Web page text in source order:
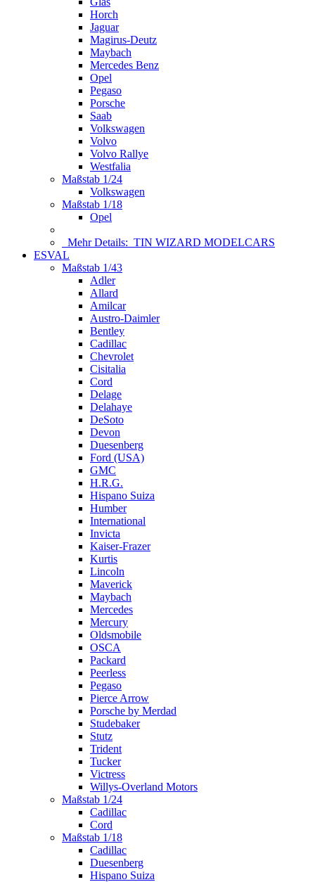
Horch
Jaguar
Magirus-Deutz
Maybach
Mercedes Benz
Opel
Pegaso
Porsche
Saab
Volkswagen
Volvo
Volvo Rallye
Westfalia
Maßstab 1/24
Volkswagen
Maßstab 1/18
Opel
Mehr Details: TIN WIZARD MODELCARS
ESVAL
Maßstab 1/43
Adler
Allard
Amilcar
Austro-Daimler
Bentley
Cadillac
Chevrolet
Cisitalia
Cord
Delage
Delahaye
DeSoto
Devon
Duesenberg
Ford (USA)
GMC
H.R.G.
Hispano Suiza
Humber
International
Invicta
Kaiser-Frazer
Kurtis
Lincoln
Maverick
Maybach
Mercedes
Mercury
Oldsmobile
OSCA
Packard
Peerless
Pegaso
Pierce Arrow
Porsche by Merdad
Studebaker
Stutz
Trident
Tucker
Victress
Willys-Overland Motors
Maßstab 1/24
Cadillac
Cord
Maßstab 1/18
Cadillac
Duesenberg
Hispano Suiza